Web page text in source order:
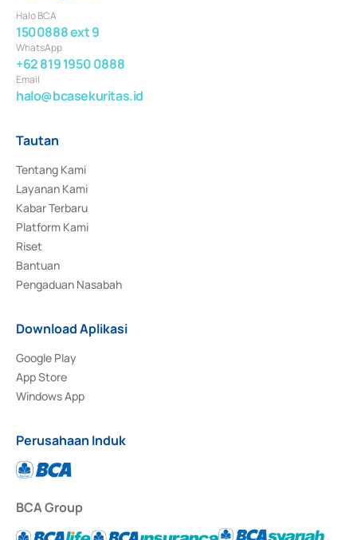
Halo BCA
1500888 ext 9
WhatsApp
+62 819 1950 0888
Email
halo@bcasekuritas.id
Tautan
Tentang Kami
Layanan Kami
Kabar Terbaru
Platform Kami
Riset
Bantuan
Pengaduan Nasabah
Download Aplikasi
Google Play
App Store
Windows App
Perusahaan Induk
BCA Group